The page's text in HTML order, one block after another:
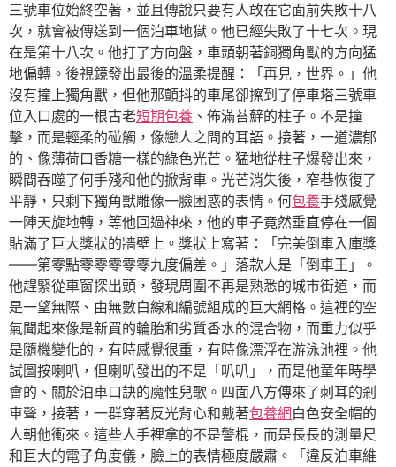
三號車位始終空著，並且傳說只要有人敢在它面前失敗十八
次，就會被傳送到一個泊車地獄。他已經失敗了十七次。現
在是第十八次。他打了方向盤，車頭朝著銅獨角獸的方向猛
地偏轉。後視鏡發出最後的溫柔提醒：「再見，世界。」他
沒有撞上獨角獸，但他那顫抖的車尾卻擦到了停車塔三號車
位入口處的一根古老短期包養 、佈滿苔蘚的柱子。不是撞
擊，而是輕柔的碰觸，像戀人之間的耳語。接著，一道濃郁
的、像薄荷口香糖一樣的綠色光芒。猛地從柱子爆發出來，
瞬間吞噬了何手殘和他的掀背車。光芒消失後，窄巷恢復了
平靜，只剩下獨角獸雕像一臉困惑的表情。何包養手殘感覺
一陣天旋地轉，等他回過神來，他的車子竟然垂直停在一個
貼滿了巨大獎狀的牆壁上。獎狀上寫著：「完美倒車入庫獎
——第零點零零零零零九度偏差。」落款人是「倒車王」。
他趕緊從車窗探出頭，發現周圍不再是熟悉的城市街道，而
是一望無際、由無數白線和編號組成的巨大網格。這裡的空
氣聞起來像是新買的輪胎和劣質香水的混合物，而重力似乎
是隨機變化的，有時感覺很重，有時像漂浮在游泳池裡。他
試圖按喇叭，但喇叭發出的不是「叭叭」，而是他童年時學
會的、關於泊車口訣的魔性兒歌。四面八方傳來了刺耳的剎
車聲，接著，一群穿著反光背心和戴著包養網 白色安全帽的
人朝他衝來。這些人手裡拿的不是警棍，而是長長的測量尺
和巨大的電子角度儀，臉上的表情極度嚴肅。「違反泊車維